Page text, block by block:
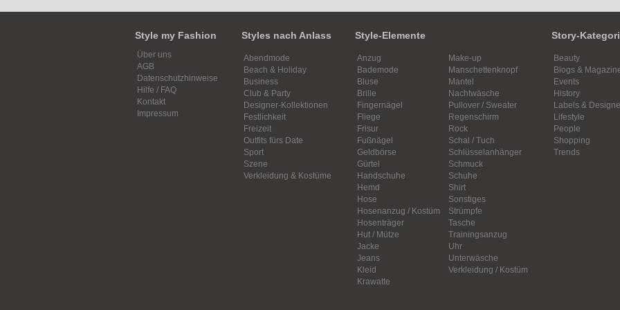
Style my Fashion
Über uns
AGB
Datenschutzhinweise
Hilfe / FAQ
Kontakt
Impressum
Styles nach Anlass
Abendmode
Beach & Holiday
Business
Club & Party
Designer-Kollektionen
Festlichkeit
Freizeit
Outfits fürs Date
Sport
Szene
Verkleidung & Kostüme
Style-Elemente
Anzug
Bademode
Bluse
Brille
Fingernägel
Fliege
Frisur
Fußnägel
Geldbörse
Gürtel
Handschuhe
Hemd
Hose
Hosenanzug / Kostüm
Hosenträger
Hut / Mütze
Jacke
Jeans
Kleid
Krawatte
Make-up
Manschettenknopf
Mantel
Nachtwäsche
Pullover / Sweater
Regenschirm
Rock
Schal / Tuch
Schlüsselanhänger
Schmuck
Schuhe
Shirt
Sonstiges
Strümpfe
Tasche
Trainingsanzug
Uhr
Unterwäsche
Verkleidung / Kostüm
Story-
Beauty
Blogs &
Events
History
Labels &
Lifestyle
People
Shopping
Trends